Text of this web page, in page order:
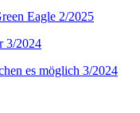
Eagle 2/2025
3/2024
es möglich 3/2024